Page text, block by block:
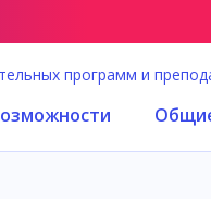
программ и